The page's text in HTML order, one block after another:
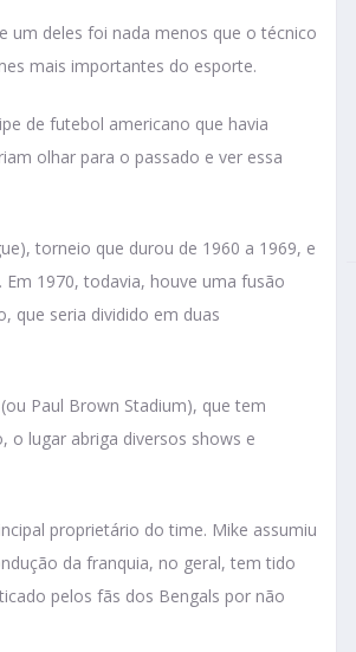
um deles foi nada menos que o técnico
mais importantes do esporte.
de futebol americano que havia
olhar para o passado e ver essa
torneio que durou de 1960 a 1969, e
1970, todavia, houve uma fusão
que seria dividido em duas
Paul Brown Stadium), que tem
o lugar abriga diversos shows e
proprietário do time. Mike assumiu
da franquia, no geral, tem tido
pelos fãs dos Bengals por não